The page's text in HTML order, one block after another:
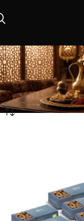
عرض ⁦8⁩ من كل النتائج